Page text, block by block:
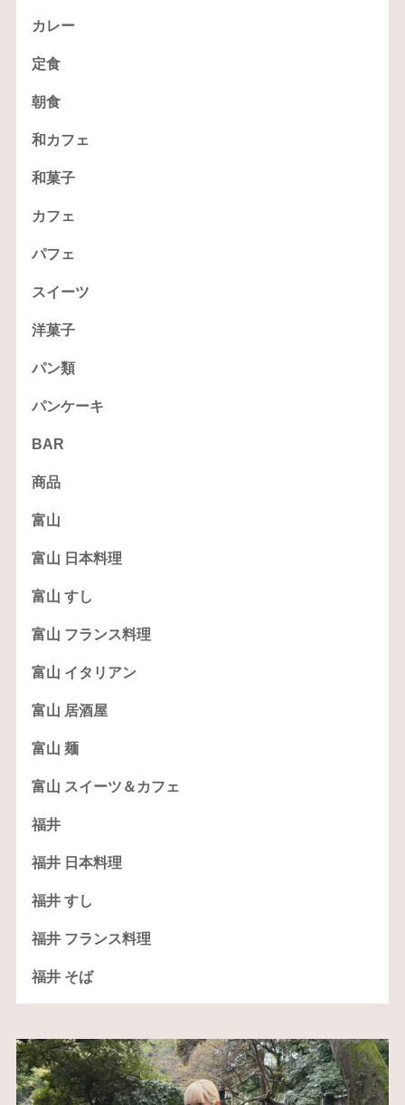
カレー
定食
朝食
和カフェ
和菓子
カフェ
パフェ
スイーツ
洋菓子
パン類
パンケーキ
BAR
商品
富山
富山 日本料理
富山 すし
富山 フランス料理
富山 イタリアン
富山 居酒屋
富山 麺
富山 スイーツ＆カフェ
福井
福井 日本料理
福井 すし
福井 フランス料理
福井 そば